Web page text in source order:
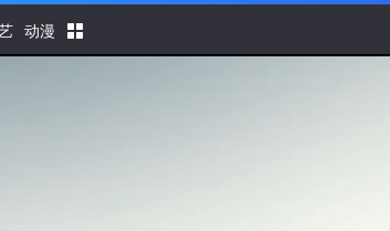
动漫